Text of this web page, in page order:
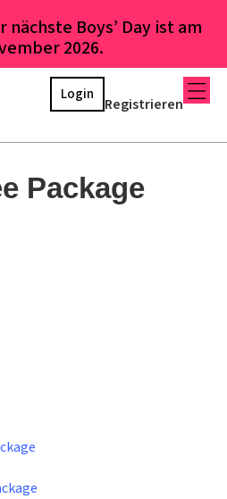
nächste Boys’ Day ist am
2026.
Registrieren
Login
Package